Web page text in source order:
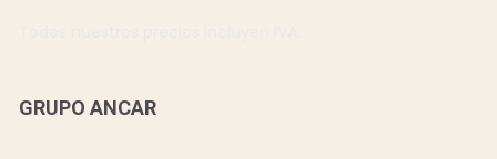
GRUPO ANCAR